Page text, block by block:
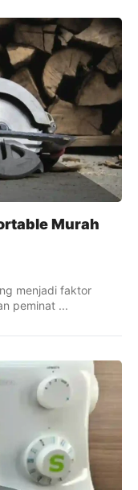
Murah
menjadi faktor
peminat ...